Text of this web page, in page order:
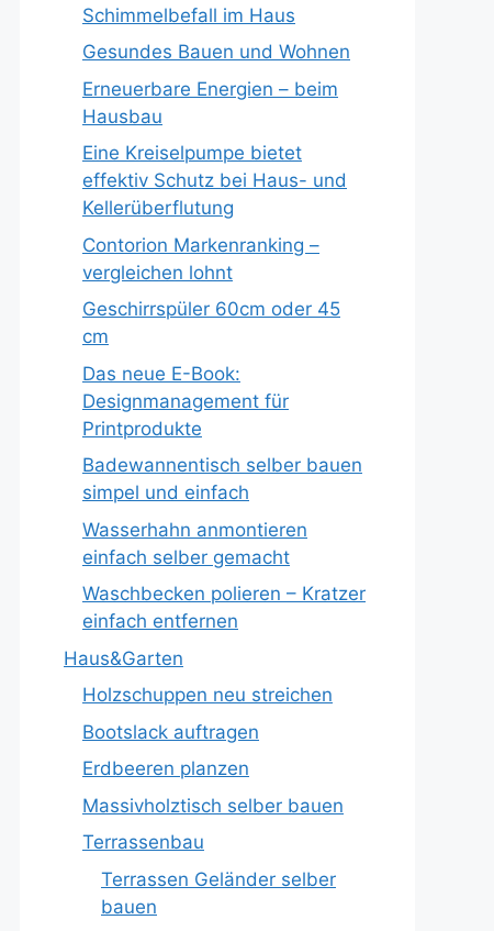
Schimmelbefall im Haus
Gesundes Bauen und Wohnen
Erneuerbare Energien – beim
Hausbau
Eine Kreiselpumpe bietet
effektiv Schutz bei Haus- und
Kellerüberflutung
Contorion Markenranking –
vergleichen lohnt
Geschirrspüler 60cm oder 45
cm
Das neue E-Book:
Designmanagement für
Printprodukte
Badewannentisch selber bauen
simpel und einfach
Wasserhahn anmontieren
einfach selber gemacht
Waschbecken polieren – Kratzer
einfach entfernen
Haus&Garten
Holzschuppen neu streichen
Bootslack auftragen
Erdbeeren planzen
Massivholztisch selber bauen
Terrassenbau
Terrassen Geländer selber
bauen